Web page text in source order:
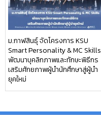
ม.กาฬสินธุ์ จัดโครงการ KSU
Smart Personality & MC Skills
พัฒนาบุคลิกภาพและทักษะพิธีกร
เสริมศักยภาพผู้นำนักศึกษาสู่ผู้นำ
ยุคใหม่